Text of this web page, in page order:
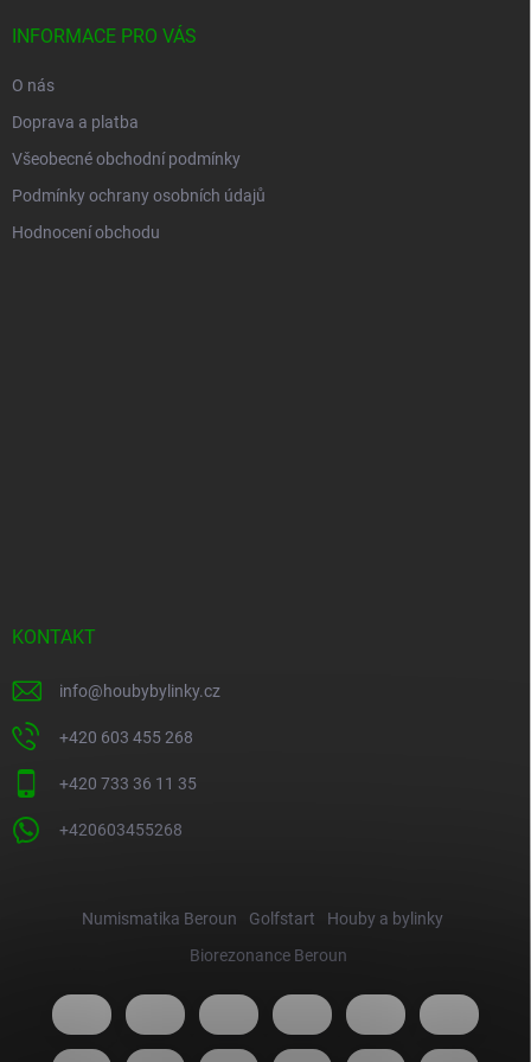
INFORMACE PRO VÁS
O nás
Doprava a platba
Všeobecné obchodní podmínky
Podmínky ochrany osobních údajů
Hodnocení obchodu
KONTAKT
info@houbybylinky.cz
+420 603 455 268
+420 733 36 11 35
+420603455268
Numismatika Beroun Golfstart
Houby a bylinky
Biorezonance Beroun